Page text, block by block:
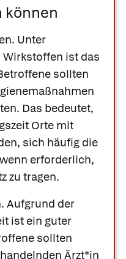
können
Unter
ist das
sollten
Das bedeutet,
Orte mit
sich häufig die
erforderlich,
zu tragen.
Aufgrund der
ist ein guter
sollten
Ärzt*in